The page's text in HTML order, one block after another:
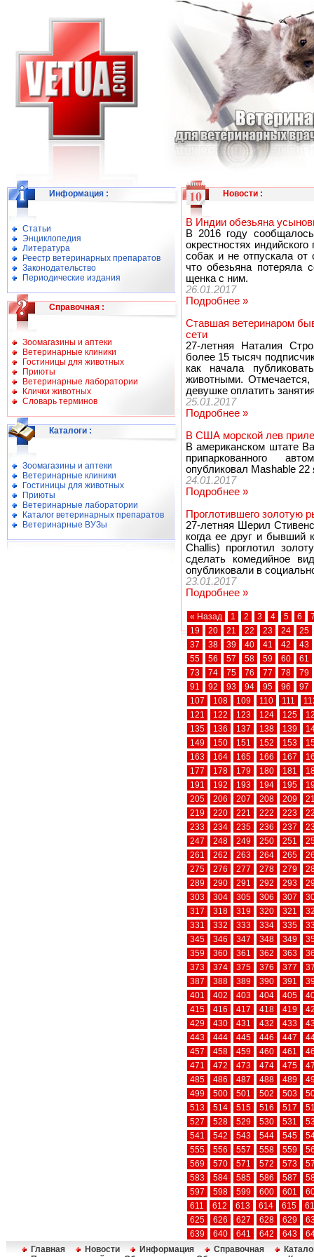
Информация :
Статьи
Энциклопедия
Литература
Реестр ветеринарных препаратов
Законодательство
Периодические издания
Справочная :
Зоомагазины и аптеки
Ветеринарные клиники
Гостиницы для животных
Приюты
Ветеринарные лаборатории
Клички животных
Словарь терминов
Каталоги :
Зоомагазины и аптеки
Ветеринарные клиники
Гостиницы для животных
Приюты
Ветеринарные лаборатории
Каталог ветеринарных препаратов
Ветеринарные ВУЗы
Новости:
В Индии обезьяна
В 2016 году
окрестностях
собак и не отпускала
что обезьяна потеряла
щенка с ним.
26.01.2017
Подробнее »
Ставшая ветеринаром
сети
27-летняя Наталия
более 15 тысяч
как начала
животными. Отмечается,
девушке оплатить
25.01.2017
Подробнее »
В США морской лев
В американском штате
припаркованного
опубликовал Mashable 22
24.01.2017
Подробнее »
Проглотившего золотую
27-летняя Шерил
когда ее друг и бывший
Challis) проглотил
сделать комедийное
опубликовали в
23.01.2017
Подробнее »
« Назад 1 2 3 4 5 6
19
20 21 22 23 24
25
37
38 39 40 41 42
43
55
56 57 58 59 60
61
73
74 75 76 77 78
79
91
92 93 94 95 96
97
107
108 109 110 111
121
122 123 124 125
135
136 137 138 139
149
150 151 152 153
163
164 165 166 167
177
178 179 180 181
191
192 193 194 195
205
206 207 208 209
219
220 221 222 223
233
234 235 236 237
247
248 249 250 251
261
262 263 264 265
275
276 277 278 279
289
290 291 292 293
303
304 305 306 307
317
318 319 320 321
331
332 333 334 335
345
346 347 348 349
359
360 361 362 363
373
374 375 376 377
387
388 389 390 391
401
402 403 404 405
415
416 417 418 419
429
430 431 432 433
443
444 445 446 447
457
458 459 460 461
471
472 473 474 475
485
486 487 488 489
499
500 501 502 503
513
514 515 516 517
527
528 529 530 531
541
542 543 544 545
555
556 557 558 559
569
570 571 572 573
583
584 585 586 587
597
598 599 600 601
611
612 613 614 615
625
626 627 628 629
639
640 641 642 643
Главная
Новости Информация Справочная